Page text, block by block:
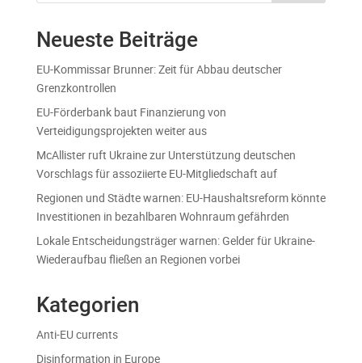
Neueste Beiträge
EU-Kommissar Brunner: Zeit für Abbau deutscher
Grenzkontrollen
EU-Förderbank baut Finanzierung von
Verteidigungsprojekten weiter aus
McAllister ruft Ukraine zur Unterstützung deutschen
Vorschlags für assoziierte EU-Mitgliedschaft auf
Regionen und Städte warnen: EU-Haushaltsreform könnte
Investitionen in bezahlbaren Wohnraum gefährden
Lokale Entscheidungsträger warnen: Gelder für Ukraine-
Wiederaufbau fließen an Regionen vorbei
Kategorien
Anti-EU currents
Disinformation in Europe